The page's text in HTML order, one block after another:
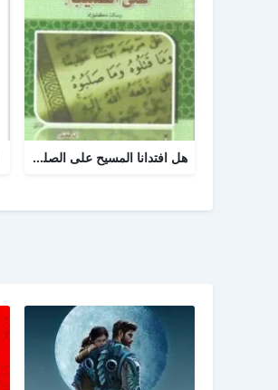
هل افتدانا المسيح على الصليب